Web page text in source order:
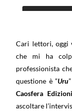
Cari lettori, oggi
che mi ha
professionista
questione è “Uru
Caosfera Edizioni
ascoltare